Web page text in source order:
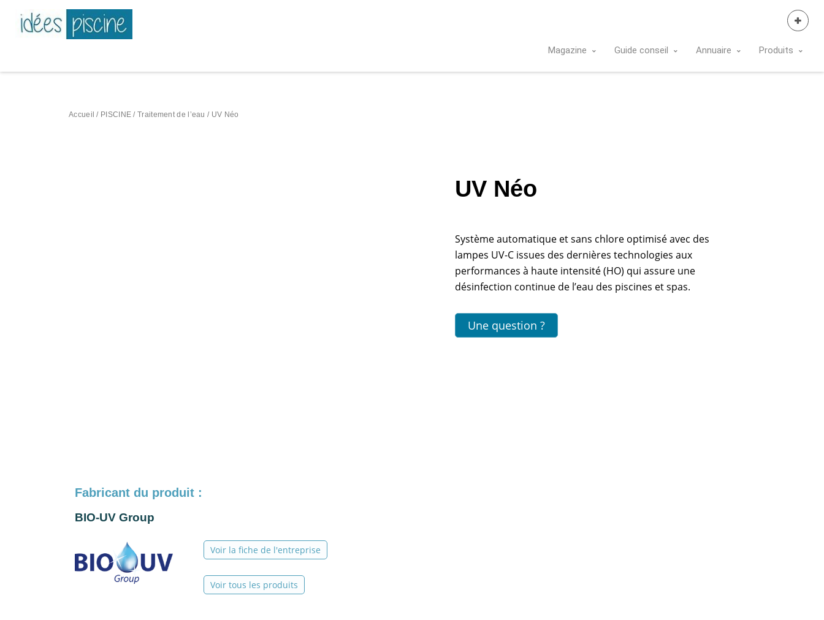
Magazine Guide conseil Annuaire Produits
Accueil / PISCINE /Traitement de l’eau / UV Néo
Fabricant du produit :
BIO-UV Group
Voir la fiche de l'entreprise
Voir tous les produits
UV Néo
Système automatique et sans chlore optimisé avec des
lampes UV-C issues des dernières technologies aux
performances à haute intensité (HO) qui assure une
désinfection continue de l’eau des piscines et spas.
Une question ?